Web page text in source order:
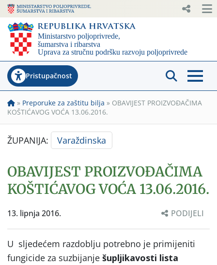
Pristupačnost
» Preporuke za zaštitu bilja » OBAVIJEST PROIZVOĐAČIMA
KOŠTIĆAVOG VOĆA 13.06.2016.
ŽUPANIJA: Varaždinska
OBAVIJEST PROIZVOĐAČIMA
KOŠTIĆAVOG VOĆA 13.06.2016.
13. lipnja 2016. PODIJELI
U sljedećem razdoblju potrebno je primijeniti
fungicide za suzbijanje šupljikavosti lista